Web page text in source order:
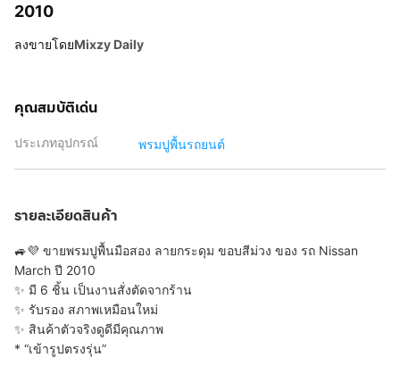
2010
ลงขายโดยMixzy Daily
คุณสมบัติเด่น
ประเภทอุปกรณ์ พรมปูพื้นรถยนต์
รายละเอียดสินค้า
🚙💜 ขายพรมปูพื้นมือสอง ลายกระดุม ขอบสีม่วง ของ รถ Nissan
March ปี 2010
✨ มี 6 ชิ้น เป็นงานสั่งตัดจากร้าน
✨ รับรอง สภาพเหมือนใหม่
✨ สินค้าตัวจริงดูดีมีคุณภาพ
* “เข้ารูปตรงรุ่น”